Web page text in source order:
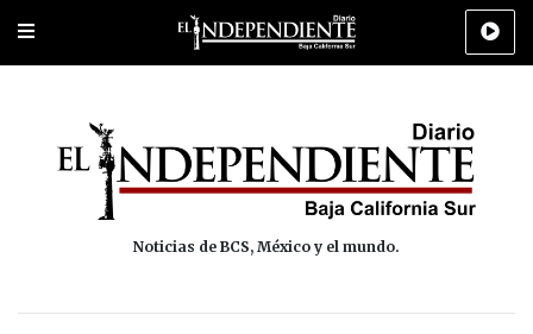
Portada Los Cabos Policiaca Deportes Cultura
Noticias de BCS, México y el mundo.